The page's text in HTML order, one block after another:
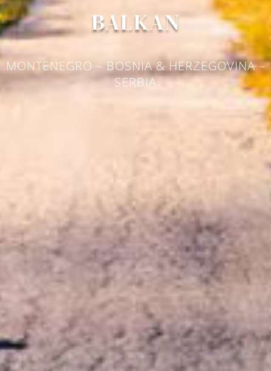
BALKAN
MONTENEGRO – BOSNIA & HERZEGOVINA –
SERBIA